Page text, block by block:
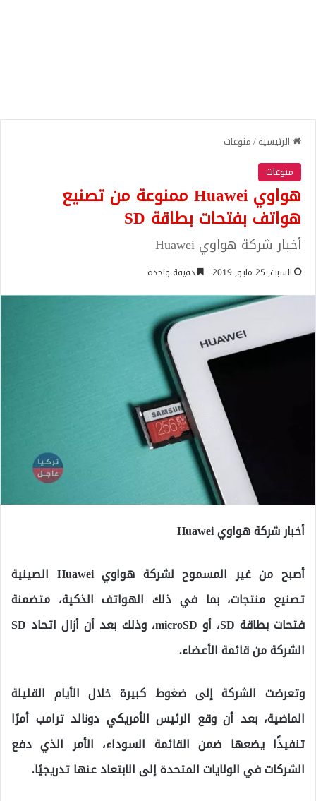
الرئيسية/منوعات
منوعات
هواوي Huawei ممنوعة من تصنيع
هواتف بفتحات بطاقة SD
أخبار شركة هواوي Huawei
السبت, 25 مايو, 2019 دقيقة واحدة
أخبار شركة هواوي Huawei
أصبح من غير المسموح لشركة هواوي Huawei الصينية
تصنيع منتجات، بما في ذلك الهواتف الذكية، متضمنة
فتحات بطاقة SD، أو microSD، وذلك بعد أن أزال اتحاد SD
الشركة من قائمة الأعضاء.
وتعرضت الشركة إلى ضغوط كبيرة خلال الأيام القليلة
الماضية، بعد أن وقع الرئيس الأمريكي دونالد ترامب أمرًا
تنفيذًا يضعها ضمن القائمة السوداء، الأمر الذي دفع
الشركات في الولايات المتحدة إلى الابتعاد عنها تدريجيًا.